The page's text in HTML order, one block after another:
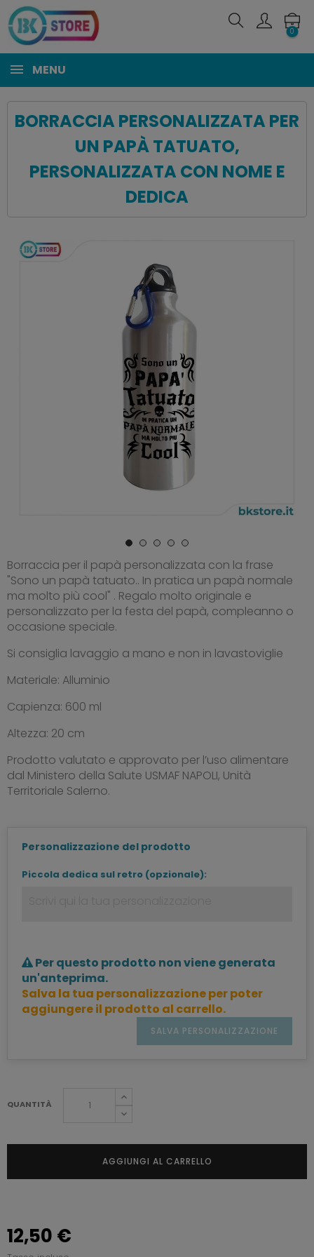
0
MENU
BORRACCIA PERSONALIZZATA PER
UN PAPÀ TATUATO,
PERSONALIZZATA CON NOME E
DEDICA
Borraccia per il papà personalizzata con la frase
"Sono un papà tatuato.. In pratica un papà normale
ma molto più cool" . Regalo molto originale e
personalizzato per la festa del papà, compleanno o
occasione speciale.
Si consiglia lavaggio a mano e non in lavastoviglie
Materiale: Alluminio
Capienza: 600 ml
Altezza: 20 cm
Prodotto valutato e approvato per l’uso alimentare
dal Ministero della Salute USMAF NAPOLI, Unità
Territoriale Salerno.
Personalizzazione del prodotto
Piccola dedica sul retro (opzionale):
Per questo prodotto non viene generata
un'anteprima.
Salva la tua personalizzazione per poter
aggiungere il prodotto al carrello.
SALVA PERSONALIZZAZIONE
QUANTITÀ
AGGIUNGI AL CARRELLO
12,50 €